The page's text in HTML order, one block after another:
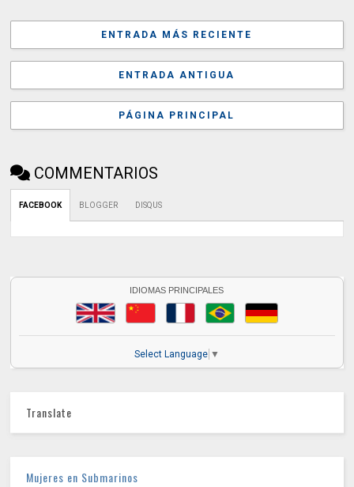
ENTRADA MÁS RECIENTE
ENTRADA ANTIGUA
PÁGINA PRINCIPAL
COMMENTARIOS
FACEBOOK BLOGGER DISQUS
IDIOMAS PRINCIPALES
Select Language ▼
Translate
Mujeres en Submarinos